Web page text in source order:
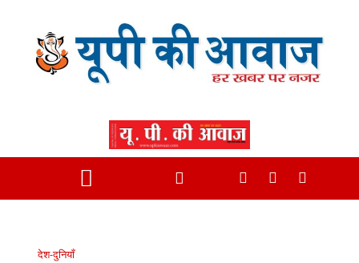
देश-दुनियाँ